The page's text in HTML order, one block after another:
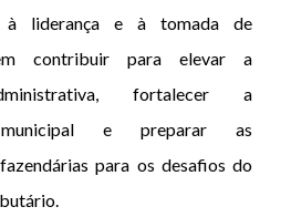
à liderança e à tomada de
contribuir para elevar a
fortalecer a
municipal e preparar as
para os desafios do